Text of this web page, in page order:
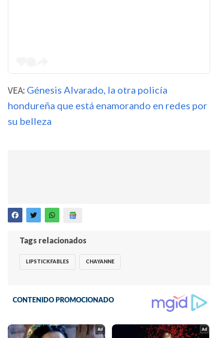
VEA: Génesis Alvarado, la otra policía
hondureña que está enamorando en redes por
su belleza
Tags relacionados
LIPSTICKFABLES CHAYANNE